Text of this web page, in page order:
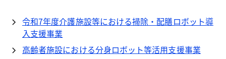
令和7年度介護施設等における掃除・配膳ロボット導
入支援事業
高齢者施設における分身ロボット等活用支援事業